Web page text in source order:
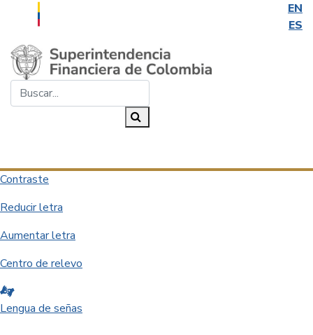
EN
ES
Saltar al contenido principal
Contraste
Reducir letra
Aumentar letra
Centro de relevo
Lengua de señas